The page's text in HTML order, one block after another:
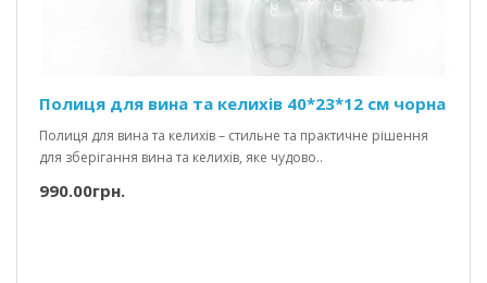
Полиця для вина та келихів 40*23*12 см чорна
Полиця для вина та келихів – стильне та практичне рішення
для зберігання вина та келихів, яке чудово..
990.00грн.